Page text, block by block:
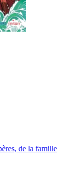
de la famille